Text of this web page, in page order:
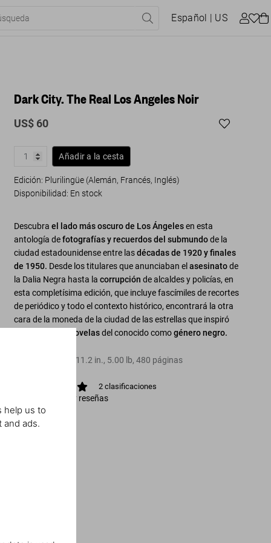
help us to
and ads.
Español | US
Dark City. The Real Los Angeles Noir
US$ 60
Añadir a la cesta
Edición: Plurilingüe (Alemán, Francés, Inglés)
Disponibilidad: En stock
Descubrael lado más oscuro de Los Ángelesen esta
antología defotografías y recuerdos del submundode la
ciudad estadounidense entre lasdécadas de 1920 y finales
de 1950. Desde los titulares que anunciaban elasesinatode
la Dalia Negra hasta lacorrupciónde alcaldes y policías, en
esta completísima edición, que incluye fascímiles de recortes
de periódico y todo el contexto histórico, encontrará la otra
cara de la moneda de la ciudad de las estrellas que inspiró
películas y novelasdel conocido comogénero negro.
11.2 in., 5.00 lb,480 páginas
2 clasificaciones
Ver calificación y reseñas